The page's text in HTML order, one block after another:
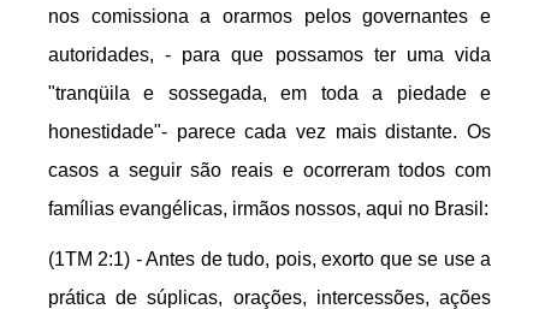
nos comissiona a orarmos pelos governantes e
autoridades, - para que possamos ter uma vida
"tranqüila e sossegada, em toda a piedade e
honestidade"- parece cada vez mais distante. Os
casos a seguir são reais e ocorreram todos com
famílias evangélicas, irmãos nossos, aqui no Brasil:
(1TM 2:1) - Antes de tudo, pois, exorto que se use a
prática de súplicas, orações, intercessões, ações